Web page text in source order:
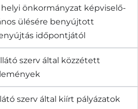
önkormányzat képviselő-
ülésére benyújtott
időpontjától
szerv által közzétett
szerv által kiírt pályázatok